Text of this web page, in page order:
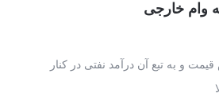
وام خارجی
و به تبع آن درآمد نفتی در کنار